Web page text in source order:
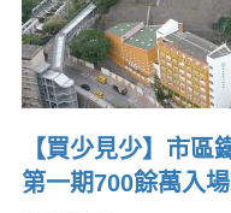
【買少見少】市區
第一期700餘萬入場